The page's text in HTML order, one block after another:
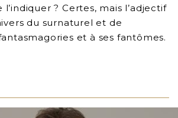
? Certes, mais l’adjectif
du surnaturel et de
et à ses fantômes.